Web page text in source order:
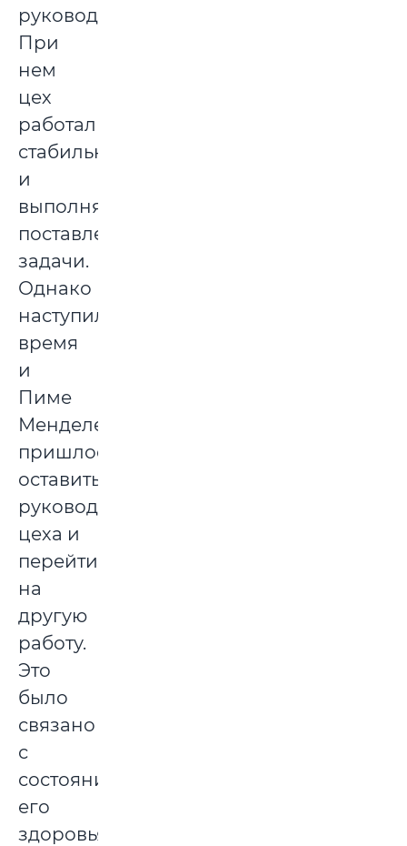
руководителем.
При
нем
цех
работал
стабильно
и
выполнял
поставленные
задачи.
Однако
наступило
время
и
Пиме
Менделевичу
пришлось
оставить
руководство
цеха и
перейти
на
другую
работу.
Это
было
связано
с
состоянием
его
здоровья.